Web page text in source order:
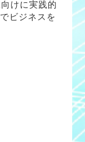
けに実践的
ビジネスを